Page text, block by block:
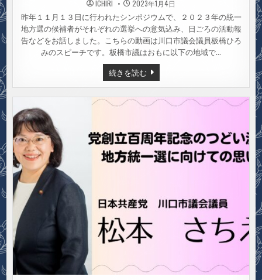
ICHIRI 2023年1月4日
昨年１１月１３日に行われたシンポジウムで、２０２３年の統一
地方選の候補者がそれぞれの選挙への意気込み、日ごろの活動報
告などをお話しました。こちらの動画は川口市議会議員板橋ひろ
みのスピーチです。板橋市議はおもに以下の地域で…
続きを読む【動
画】
川
口
市
議
員
板
橋
ひ
方
選
向
け
て